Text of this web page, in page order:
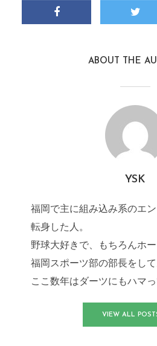
ABOUT THE
YSK
福岡で主に組み込み系のエ
転身した人。
野球大好きで、もちろんホー
福岡スポーツ部の部長をして
ここ数年はダーツにもハマ
VIEW ALL